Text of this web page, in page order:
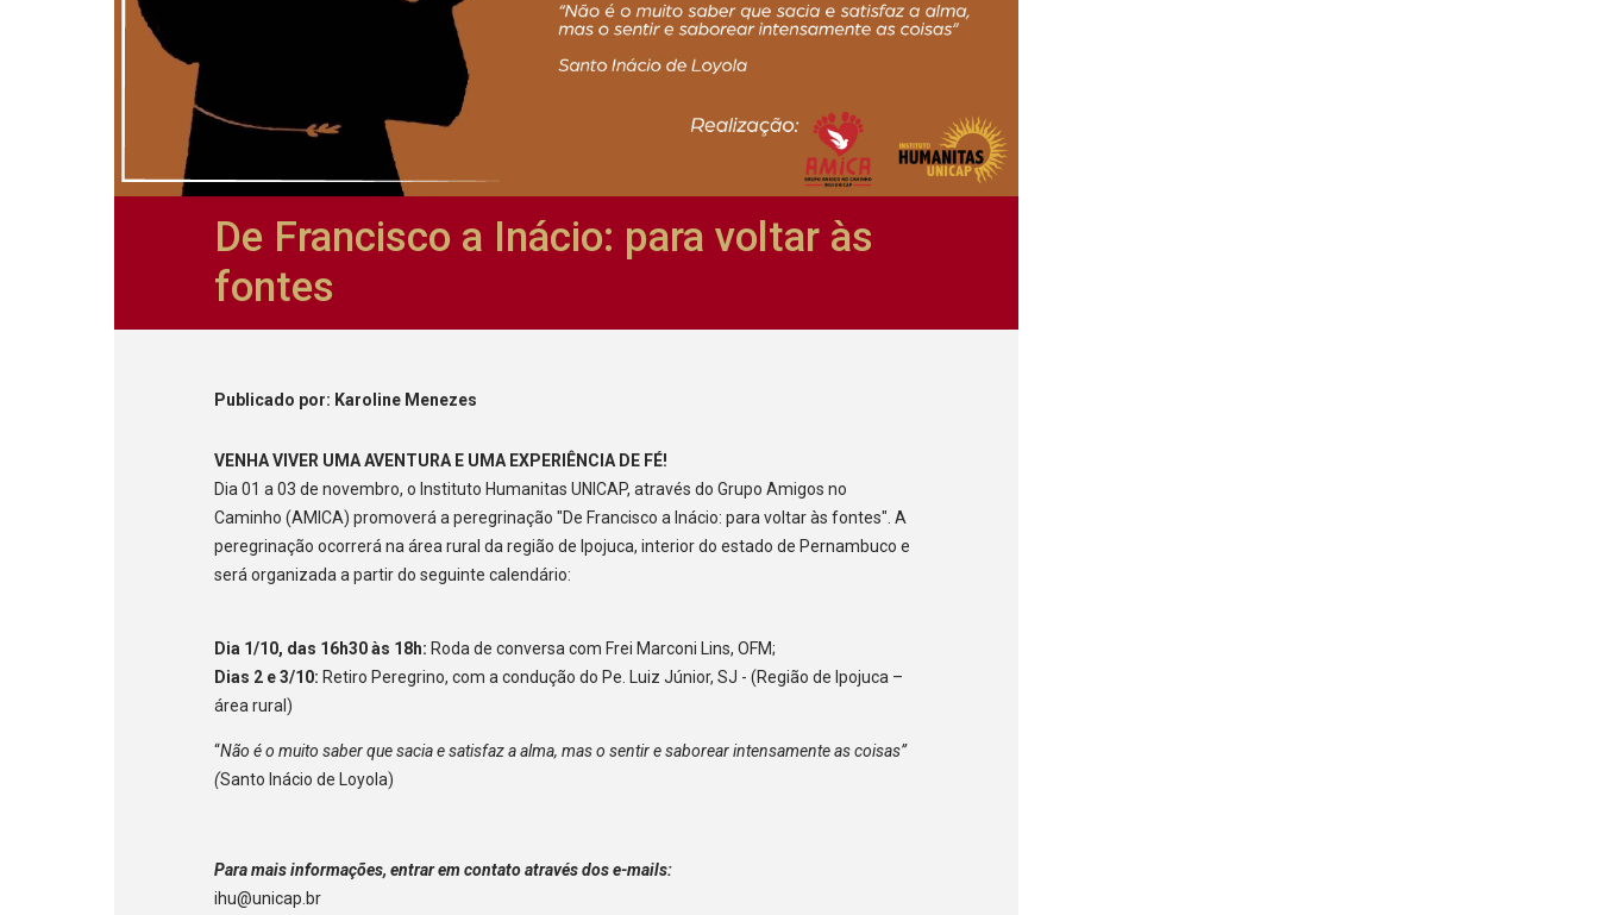
De Francisco a Inácio: para voltar às
fontes
Publicado por: Karoline Menezes
VENHA VIVER UMA AVENTURA E UMA EXPERIÊNCIA DE FÉ!
Dia 01 a 03 de novembro, o Instituto Humanitas UNICAP, através do Grupo Amigos no
Caminho (AMICA) promoverá a peregrinação "De Francisco a Inácio: para voltar às fontes". A
peregrinação ocorrerá na área rural da região de Ipojuca, interior do estado de Pernambuco e
será organizada a partir do seguinte calendário:
Dia 1/10, das 16h30 às 18h: Roda de conversa com Frei Marconi Lins, OFM;
Dias 2 e 3/10: Retiro Peregrino, com a condução do Pe. Luiz Júnior, SJ - (Região de Ipojuca –
área rural)
“Não é o muito saber que sacia e satisfaz a alma, mas o sentir e saborear intensamente as coisas”
(Santo Inácio de Loyola)
Para mais informações, entrar em contato através dos e-mails:
ihu@unicap.br